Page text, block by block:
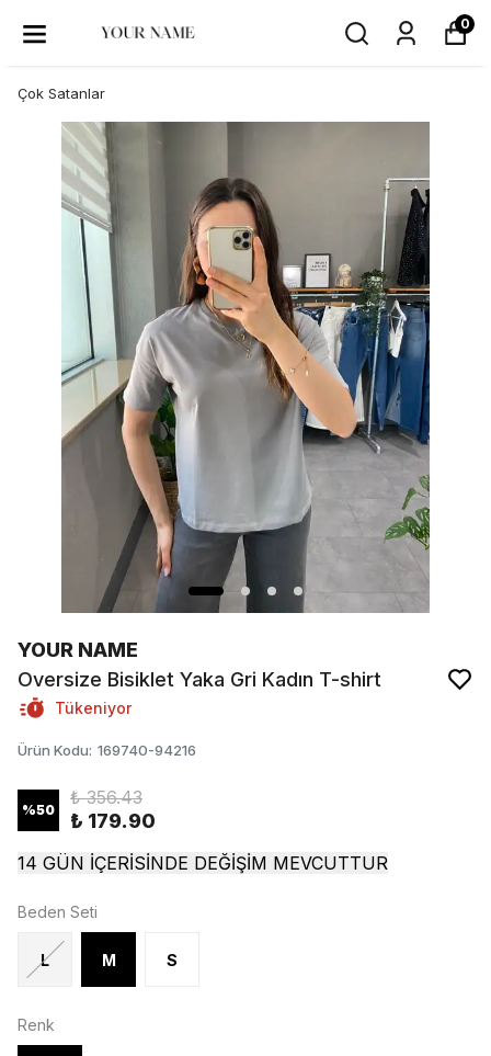
0
Çok Satanlar
YOUR NAME
Oversize Bisiklet Yaka Gri Kadın T-shirt
Tükeniyor
Ürün Kodu: 169740-94216
%50
₺ 356.43
₺ 179.90
14 GÜN İÇERİSİNDE DEĞİŞİM MEVCUTTUR
Beden Seti
L M S
Renk